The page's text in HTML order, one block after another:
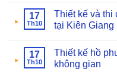
17
Th10
Thiết kế và thi
tại Kiên Giang
17
Th10
Thiết kế hồ
không gian